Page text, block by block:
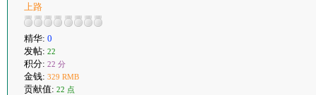
上路
精华: 0
发帖: 22
积分: 22 分
金钱: 329 RMB
贡献值: 22 点